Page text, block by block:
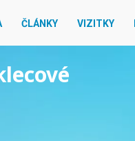
ČLÁNKY VIZITKY